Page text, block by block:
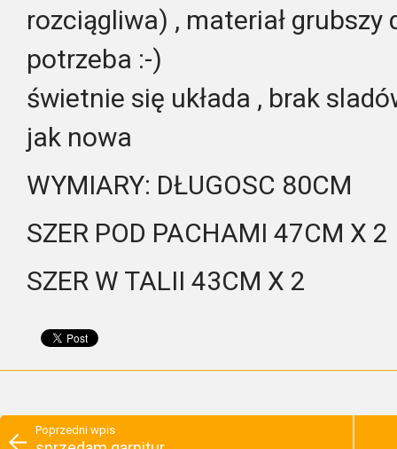
rozciągliwa) , materiał
potrzeba :-)
świetnie się układa , brak
jak nowa
WYMIARY: DŁUGOSC 80CM
SZER POD PACHAMI 47CM X 2
SZER W TALII 43CM X 2
Poprzedni wpis